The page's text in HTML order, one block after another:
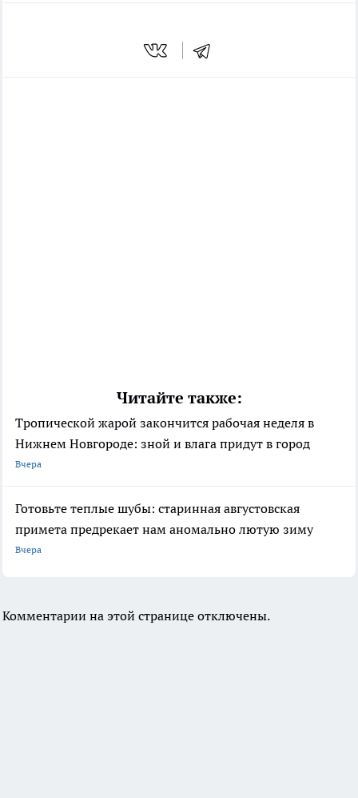
Читайте также:
Тропической жарой закончится рабочая неделя в
Нижнем Новгороде: зной и влага придут в город
Вчера
Готовьте теплые шубы: старинная августовская
примета предрекает нам аномально лютую зиму
Вчера
Комментарии на этой странице отключены.